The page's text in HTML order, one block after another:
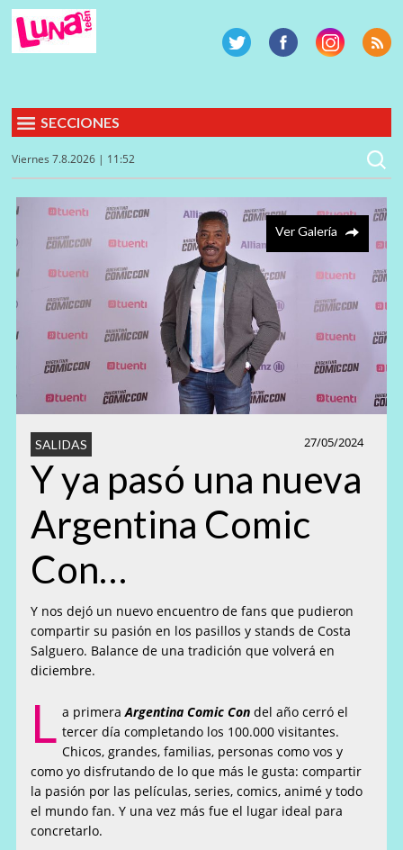
SECCIONES
Viernes 7.8.2026 | 11:52
Ver Galería
27/05/2024
SALIDAS
Y ya pasó una nueva
Argentina Comic
Con…
Y nos dejó un nuevo encuentro de fans que pudieron
compartir su pasión en los pasillos y stands de Costa
Salguero. Balance de una tradición que volverá en
diciembre.
L a primeraArgentina Comic Con del año cerró el
tercer día completando los 100.000 visitantes.
Chicos, grandes, familias, personas como vos y
como yo disfrutando de lo que más le gusta: compartir
la pasión por las películas, series, comics, animé y todo
el mundo fan. Y una vez más fue el lugar ideal para
concretarlo.